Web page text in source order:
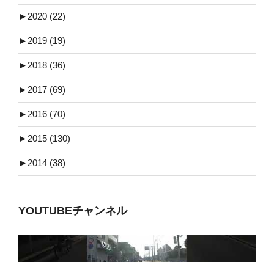
► 2020 (22)
► 2019 (19)
► 2018 (36)
► 2017 (69)
► 2016 (70)
► 2015 (130)
► 2014 (38)
YOUTUBEチャンネル